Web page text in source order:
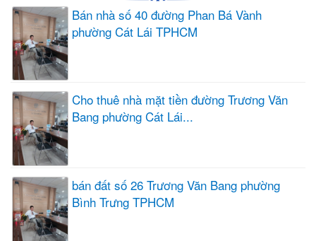
Bán nhà số 40 đường Phan Bá Vành
phường Cát Lái TPHCM
Cho thuê nhà mặt tiền đường Trương Văn
Bang phường Cát Lái...
bán đất số 26 Trương Văn Bang phường
Bình Trưng TPHCM